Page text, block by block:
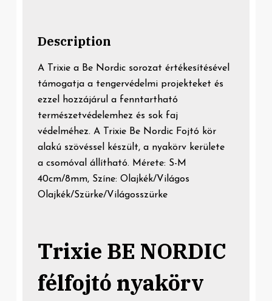
Description
A Trixie a Be Nordic sorozat értékesítésével
támogatja a tengervédelmi projekteket és
ezzel hozzájárul a fenntartható
természetvédelemhez és sok faj
védelméhez. A Trixie Be Nordic Fojtó kör
alakú szövéssel készült, a nyakörv kerülete
a csomóval állítható. Mérete: S-M
40cm/8mm, Színe: Olajkék/Világos
Olajkék/Szürke/Világosszürke
Trixie BE NORDIC
félfojtó nyakörv